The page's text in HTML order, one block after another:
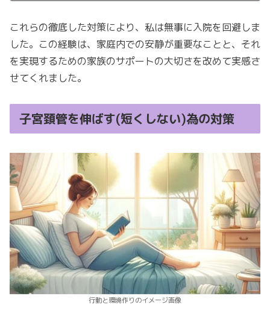
これらの徹底した対策により、私は無事に入院を回避しま
した。この経験は、家庭内での安静が重要なことと、それ
を実現するための家族のサポートの大切さを改めて実感さ
せてくれました。
子宮頚管を伸ばす(短くしない)為の対策
行動と環境作りのイメージ画像